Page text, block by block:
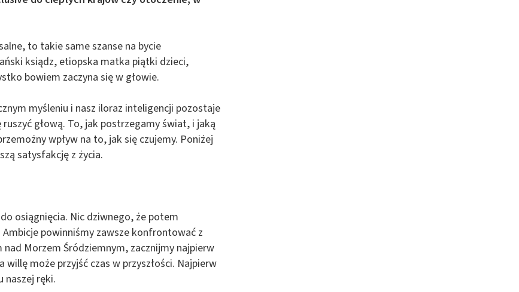
to takie same szanse na bycie
ksiądz, etiopska matka piątki dzieci,
bowiem zaczyna się w głowie.
myśleniu i nasz iloraz inteligencji pozostaje
głową. To, jak postrzegamy świat, i jaką
wpływ na to, jak się czujemy. Poniżej
satysfakcję z życia.
osiągnięcia. Nic dziwnego, że potem
powinniśmy zawsze konfrontować z
Morzem Śródziemnym, zacznijmy najpierw
może przyjść czas w przyszłości. Najpierw
naszej ręki.